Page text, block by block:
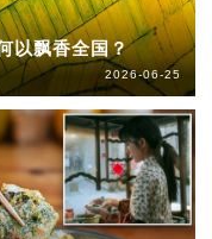
以飘香全国？
2026-06-25